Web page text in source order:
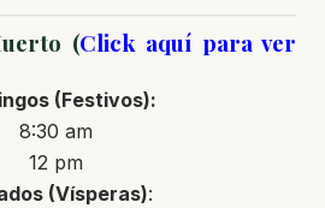
(Click aquí para ver
(Festivos):
8:30 am
12 pm
(Vísperas):